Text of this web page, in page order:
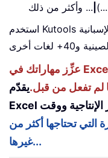
... وأكثر من ذلك
استخدم Kutools باللغة التي تفضلها – يدعم الإنجليزية والإسبانية
عزِّز مهاراتك في Excel باستخدام Kutools لـ Excel،
لم تفعل من قبل.يقدّم Kutools لـ
Excel أكثر من 300 ميزة متقدمة لتعزيز الإنتاجية ووقت
التي تحتاجها أكثر من
غيرها...